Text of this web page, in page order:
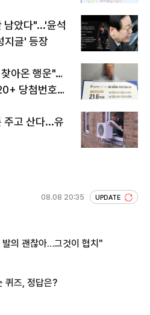
남았다"...'윤석
지글' 등장
아온 행운"…
당첨번호조
주고 산다...유
08.08 20:35 UPDATE
의 괜찮아…그것이 협치"
퀴즈, 정답은?